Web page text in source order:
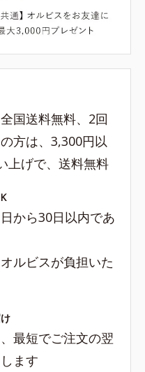
国送料無料、2回
方は、3,300円以
上げで、送料無料
から30日以内であ
ルビスが負担いた
最短でご注文の翌
ます